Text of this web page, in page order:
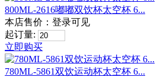
800ML-2616嘟嘟双饮杯太空杯 6...
本店售价： 登录可见
起订量:
立即购买
780ML-5861双饮运动杯太空杯 6...